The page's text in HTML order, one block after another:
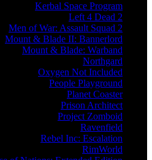
Kerbal Space Program
Left 4 Dead 2
Men of War: Assault Squad 2
Mount & Blade II: Bannerlord
Mount & Blade: Warband
Northgard
Oxygen Not Included
People Playground
Planet Coaster
Prison Architect
Project Zomboid
Ravenfield
Rebel Inc: Escalation
RimWorld